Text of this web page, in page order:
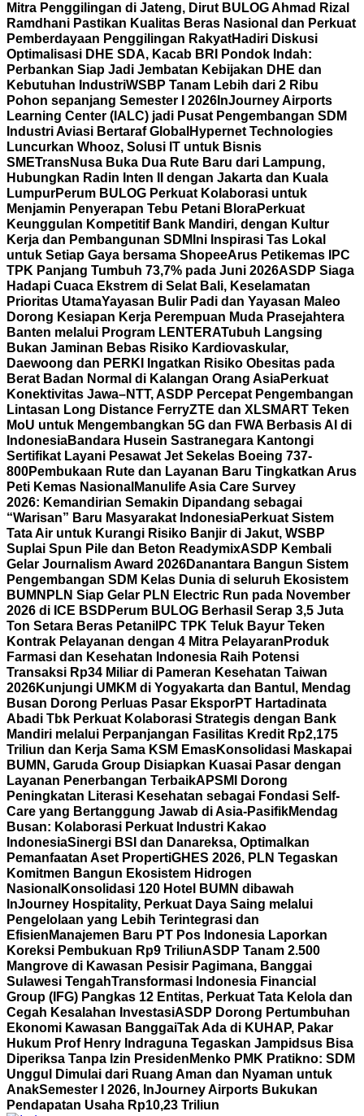
Mitra Penggilingan di Jateng, Dirut BULOG Ahmad Rizal
Ramdhani Pastikan Kualitas Beras Nasional dan Perkuat
Pemberdayaan Penggilingan RakyatHadiri Diskusi
Optimalisasi DHE SDA, Kacab BRI Pondok Indah:
Perbankan Siap Jadi Jembatan Kebijakan DHE dan
Kebutuhan IndustriWSBP Tanam Lebih dari 2 Ribu
Pohon sepanjang Semester I 2026 InJourney Airports
Learning Center (IALC) jadi Pusat Pengembangan SDM
Industri Aviasi Bertaraf Global Hypernet Technologies
Luncurkan Whooz, Solusi IT untuk Bisnis
SMETransNusa Buka Dua Rute Baru dari Lampung,
Hubungkan Radin Inten II dengan Jakarta dan Kuala
LumpurPerum BULOG Perkuat Kolaborasi untuk
Menjamin Penyerapan Tebu Petani BloraPerkuat
Keunggulan Kompetitif Bank Mandiri, dengan Kultur
Kerja dan Pembangunan SDM Ini Inspirasi Tas Lokal
untuk Setiap Gaya bersama ShopeeArus Petikemas IPC
TPK Panjang Tumbuh 73,7% pada Juni 2026ASDP Siaga
Hadapi Cuaca Ekstrem di Selat Bali, Keselamatan
Prioritas UtamaYayasan Bulir Padi dan Yayasan Maleo
Dorong Kesiapan Kerja Perempuan Muda Prasejahtera
Banten melalui Program LENTERATubuh Langsing
Bukan Jaminan Bebas Risiko Kardiovaskular,
Daewoong dan PERKI Ingatkan Risiko Obesitas pada
Berat Badan Normal di Kalangan Orang AsiaPerkuat
Konektivitas Jawa–NTT, ASDP Percepat Pengembangan
Lintasan Long Distance FerryZTE dan XLSMART Teken
MoU untuk Mengembangkan 5G dan FWA Berbasis AI di
IndonesiaBandara Husein Sastranegara Kantongi
Sertifikat Layani Pesawat Jet Sekelas Boeing 737-
800Pembukaan Rute dan Layanan Baru Tingkatkan Arus
Peti Kemas Nasional Manulife Asia Care Survey
2026: Kemandirian Semakin Dipandang sebagai
“Warisan” Baru Masyarakat IndonesiaPerkuat Sistem
Tata Air untuk Kurangi Risiko Banjir di Jakut, WSBP
Suplai Spun Pile dan Beton ReadymixASDP Kembali
Gelar Journalism Award 2026Danantara Bangun Sistem
Pengembangan SDM Kelas Dunia di seluruh Ekosistem
BUMN PLN Siap Gelar PLN Electric Run pada November
2026 di ICE BSD Perum BULOG Berhasil Serap 3,5 Juta
Ton Setara Beras Petani IPC TPK Teluk Bayur Teken
Kontrak Pelayanan dengan 4 Mitra Pelayaran Produk
Farmasi dan Kesehatan Indonesia Raih Potensi
Transaksi Rp34 Miliar di Pameran Kesehatan Taiwan
2026Kunjungi UMKM di Yogyakarta dan Bantul, Mendag
Busan Dorong Perluas Pasar EksporPT Hartadinata
Abadi Tbk Perkuat Kolaborasi Strategis dengan Bank
Mandiri melalui Perpanjangan Fasilitas Kredit Rp2,175
Triliun dan Kerja Sama KSM EmasKonsolidasi Maskapai
BUMN, Garuda Group Disiapkan Kuasai Pasar dengan
Layanan Penerbangan TerbaikAPSMI Dorong
Peningkatan Literasi Kesehatan sebagai Fondasi Self-
Care yang Bertanggung Jawab di Asia-PasifikMendag
Busan: Kolaborasi Perkuat Industri Kakao
IndonesiaSinergi BSI dan Danareksa, Optimalkan
Pemanfaatan Aset PropertiGHES 2026, PLN Tegaskan
Komitmen Bangun Ekosistem Hidrogen
Nasional Konsolidasi 120 Hotel BUMN dibawah
InJourney Hospitality, Perkuat Daya Saing melalui
Pengelolaan yang Lebih Terintegrasi dan
Efisien Manajemen Baru PT Pos Indonesia Laporkan
Koreksi Pembukuan Rp9 TriliunASDP Tanam 2.500
Mangrove di Kawasan Pesisir Pagimana, Banggai
Sulawesi TengahTransformasi Indonesia Financial
Group (IFG) Pangkas 12 Entitas, Perkuat Tata Kelola dan
Cegah Kesalahan InvestasiASDP Dorong Pertumbuhan
Ekonomi Kawasan BanggaiTak Ada di KUHAP, Pakar
Hukum Prof Henry Indraguna Tegaskan Jampidsus Bisa
Diperiksa Tanpa Izin Presiden Menko PMK Pratikno: SDM
Unggul Dimulai dari Ruang Aman dan Nyaman untuk
AnakSemester I 2026, InJourney Airports Bukukan
Pendapatan Usaha Rp10,23 Triliun